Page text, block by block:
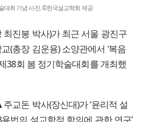
대회 기념 사진. ©한국설교학회 제공
진봉 박사)가 최근 서울 광진구
(총장 김운용) 소양관에서 ‘복음
38회 봄 정기학술대회를 개최했
교돈 박사(장신대)가 ‘윤리적 설